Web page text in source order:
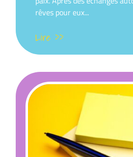
rêves pour eux...
Lire >>